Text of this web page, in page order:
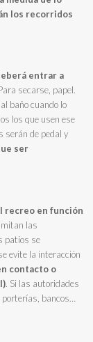
los recorridos
entrar a
secarse, papel.
baño cuando lo
los que usen ese
serán de pedal y
ser
recreo en función
las
patios se
evite la interacción
contacto o
. Si las autoridades
bancos…